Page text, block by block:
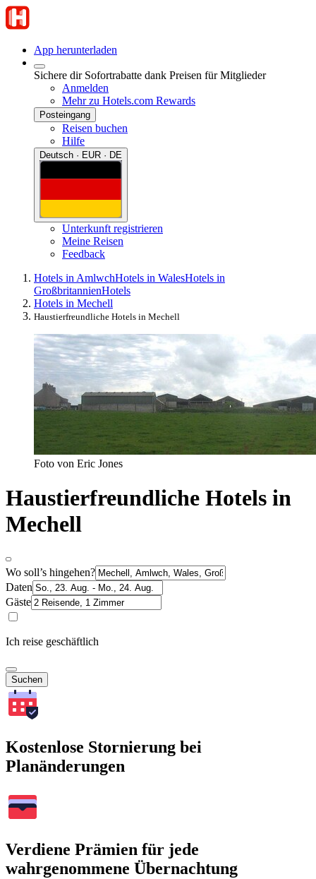
App herunterladen
Sichere dir Sofortrabatte dank Preisen für Mitglieder
Anmelden
Mehr zu Hotels.com Rewards
Posteingang
Reisen buchen
Hilfe
Deutsch · EUR · DE
Unterkunft registrieren
Meine Reisen
Feedback
Hotels in AmlwchHotels in WalesHotels in
GroßbritannienHotels
Hotels in Mechell
Haustierfreundliche Hotels in Mechell
Foto von Eric Jones
Haustierfreundliche Hotels in
Mechell
Wo soll’s hingehen?
Daten
Gäste
Ich reise geschäftlich
Suchen
Kostenlose Stornierung bei
Planänderungen
Verdiene Prämien für jede
wahrgenommene Übernachtung